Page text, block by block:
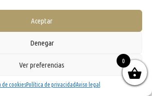
Aceptar
Denegar
Ver preferencias
de cookiesPolítica de privacidadAviso legal
0